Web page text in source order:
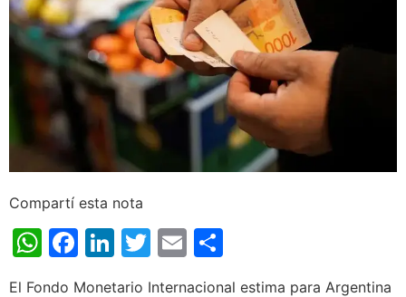
Compartí esta nota
WhatsApp
Facebook
LinkedIn
Twitter
Email
El Fondo Monetario Internacional estima para Argentina